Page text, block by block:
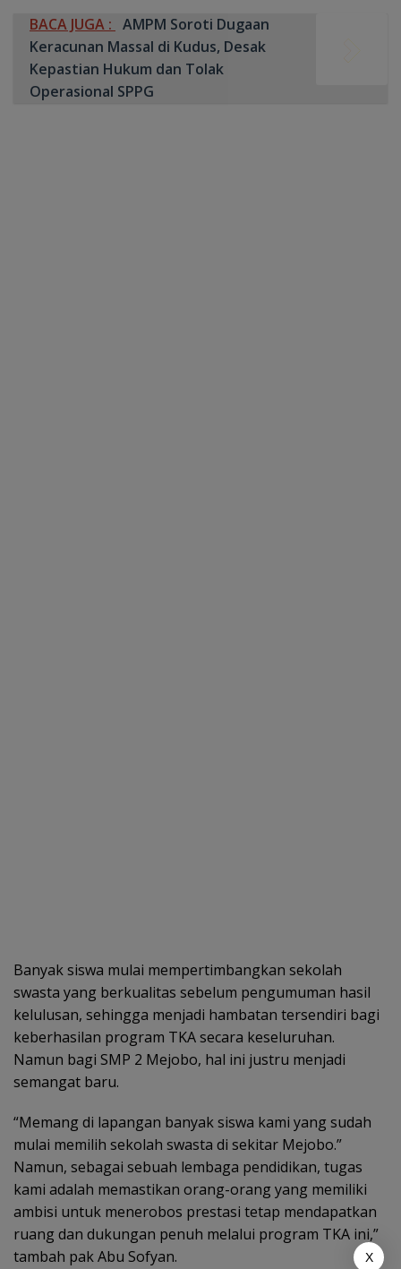
BACA JUGA : AMPM Soroti Dugaan
Keracunan Massal di Kudus, Desak
Kepastian Hukum dan Tolak
Operasional SPPG
Banyak siswa mulai mempertimbangkan sekolah
swasta yang berkualitas sebelum pengumuman hasil
kelulusan, sehingga menjadi hambatan tersendiri bagi
keberhasilan program TKA secara keseluruhan.
Namun bagi SMP 2 Mejobo, hal ini justru menjadi
semangat baru.
“Memang di lapangan banyak siswa kami yang sudah
mulai memilih sekolah swasta di sekitar Mejobo.”
Namun, sebagai sebuah lembaga pendidikan, tugas
kami adalah memastikan orang-orang yang memiliki
ambisi untuk menerobos prestasi tetap mendapatkan
ruang dan dukungan penuh melalui program TKA ini,”
tambah pak Abu Sofyan.
X